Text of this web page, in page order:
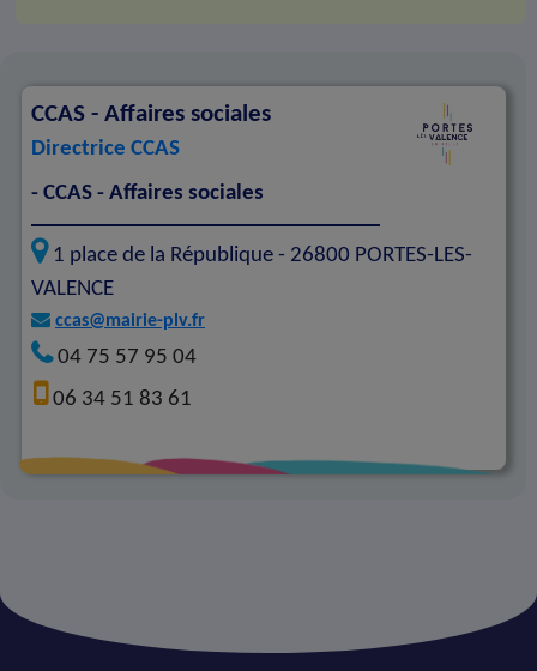
CCAS - Affaires sociales
Directrice CCAS
- CCAS - Affaires sociales
1 place de la République - 26800 PORTES-LES-
VALENCE
ccas@mairie-plv.fr
04 75 57 95 04
06 34 51 83 61